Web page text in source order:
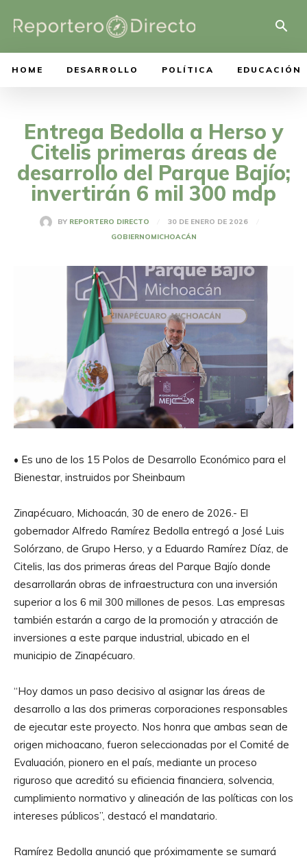
HOME DESARROLLO POLÍTICA EDUCACIÓN
Entrega Bedolla a Herso y
Citelis primeras áreas de
desarrollo del Parque Bajío;
invertirán 6 mil 300 mdp
BY REPORTERO DIRECTO
30 DE ENERO DE 2026
GOBIERNOMICHOACÁN
• Es uno de los 15 Polos de Desarrollo Económico para el
Bienestar, instruidos por Sheinbaum
Zinapécuaro, Michoacán, 30 de enero de 2026.- El
gobernador Alfredo Ramírez Bedolla entregó a José Luis
Solórzano, de Grupo Herso, y a Eduardo Ramírez Díaz, de
Citelis, las dos primeras áreas del Parque Bajío donde
desarrollarán obras de infraestructura con una inversión
superior a los 6 mil 300 millones de pesos. Las empresas
también estarán a cargo de la promoción y atracción de
inversiones a este parque industrial, ubicado en el
municipio de Zinapécuaro.
“Hoy damos un paso decisivo al asignar las áreas de
desarrollo a las dos primeras corporaciones responsables
de ejecutar este proyecto. Nos honra que ambas sean de
origen michoacano, fueron seleccionadas por el Comité de
Evaluación, pionero en el país, mediante un proceso
riguroso que acreditó su eficiencia financiera, solvencia,
cumplimiento normativo y alineación de las políticas con los
intereses públicos”, destacó el mandatario.
Ramírez Bedolla anunció que próximamente se sumará